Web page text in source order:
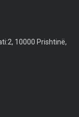
10000 Prishtinë,